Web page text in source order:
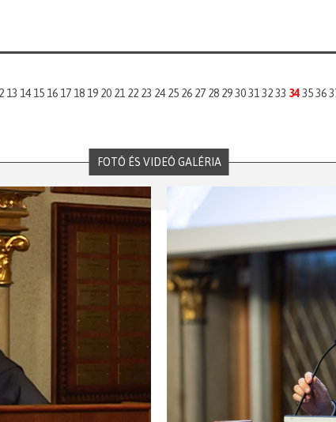
13 14 15 16 17 18 19 20 21 22 23 24 25 26 27 28 293031 3233 343536
FOTÓ ÉS VIDEÓ GALÉRIA